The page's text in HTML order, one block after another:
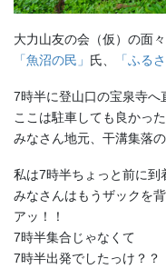
大力山友の会（仮）の面々
「魚沼の民」 氏、 「ふる
7時半に登山口の宝泉寺へ
ここは駐車しても良かっ
みなさん地元、干溝集落
私は7時半ちょっと前に到
みなさんはもうザックを
アッ！！
7時半集合じゃなくて
7時半出発でしたっけ？？